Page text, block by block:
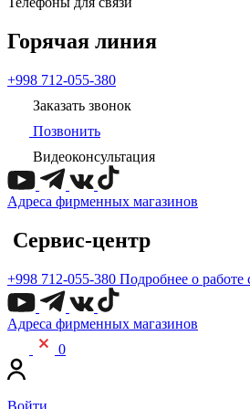
Горячая линия
+998 712-055-380
Заказать звонок
Позвонить
Видеоконсультация
Адреса фирменных магазинов
Сервис-центр
+998 712-055-380 Подробнее о работе
Адреса фирменных магазинов
0
Войти